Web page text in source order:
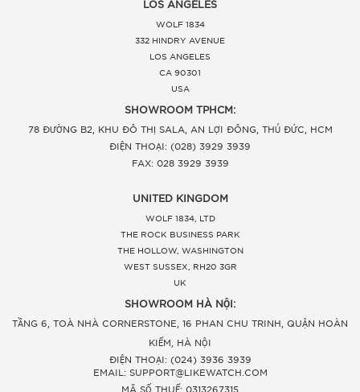
LOS ANGELES
WOLF 1834
332 HINDRY AVENUE
LOS ANGELES
CA 90301
USA
SHOWROOM TPHCM:
78 ĐƯỜNG B2, KHU ĐÔ THỊ SALA, AN LỢI ĐÔNG, THỦ ĐỨC, HCM
ĐIỆN THOẠI: (028) 3929 3939
FAX: 028 3929 3939
UNITED KINGDOM
WOLF 1834, LTD
THE ROCK BUSINESS PARK
THE HOLLOW, WASHINGTON
WEST SUSSEX, RH20 3GR
UK
SHOWROOM HÀ NỘI:
TẦNG 6, TOÀ NHÀ CORNERSTONE, 16 PHAN CHU TRINH, QUẬN HOÀN
KIẾM, HÀ NỘI
ĐIỆN THOẠI: (024) 3936 3939
EMAIL: SUPPORT@LIKEWATCH.COM
MÃ SỐ THUẾ: 0313267315